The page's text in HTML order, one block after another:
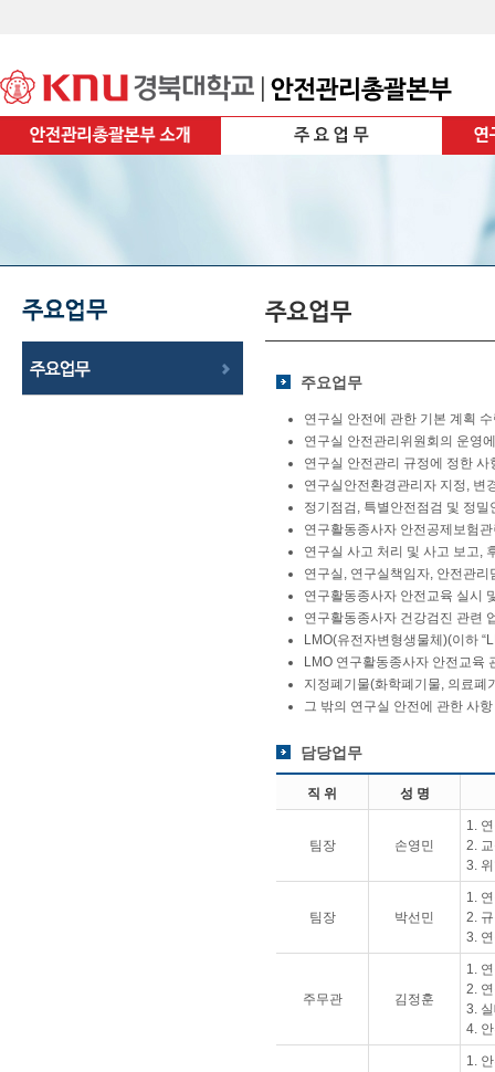
주요업무
연구실 안전에 관한 기본 계획
연구실 안전관리위원회의 운영
연구실 안전관리 규정에 정한
연구실안전환경관리자 지정, 변
정기점검, 특별안전점검 및 정밀
연구활동종사자 안전공제보험
연구실 사고 처리 및 사고 보고,
연구실, 연구실책임자, 안전관
연구활동종사자 안전교육 실시
연구활동종사자 건강검진 관련
LMO(유전자변형생물체)(이하
LMO 연구활동종사자 안전교육
지정폐기물(화학폐기물, 의료폐
그 밖의 연구실 안전에 관한 사항
담당업무
직 위 성 명
팀장 손영민
1.
2.
3.
팀장 박선민
1.
2.
3.
주무관 김정훈
1.
2.
3.
4.
1.